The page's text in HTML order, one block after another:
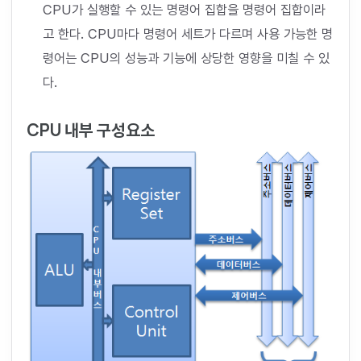
CPU가 실행할 수 있는 명령어 집합을 명령어 집합이라
고 한다. CPU마다 명령어 세트가 다르며 사용 가능한 명
령어는 CPU의 성능과 기능에 상당한 영향을 미칠 수 있
다.
CPU 내부 구성요소